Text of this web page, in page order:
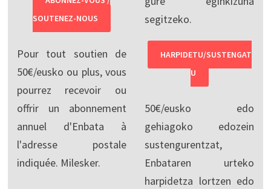
SOUTENEZ-NOUS
Pour tout soutien de
50€/eusko ou plus, vous
pourrez recevoir ou
offrir un abonnement
annuel d'Enbata à
l'adresse postale
indiquée. Milesker.
segitzeko.
HARPIDETU/SUSTENGAT
U
50€/eusko edo
gehiagoko edozein
sustengurentzat,
Enbataren urteko
harpidetza lortzen edo